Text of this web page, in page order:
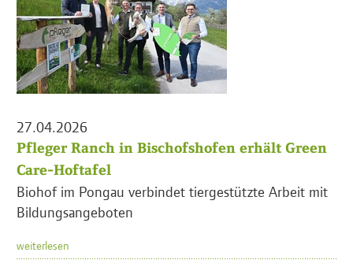
27.04.2026
Pfleger Ranch in Bischofshofen erhält Green
Care-Hoftafel
Biohof im Pongau verbindet tiergestützte Arbeit mit
Bildungsangeboten
weiterlesen